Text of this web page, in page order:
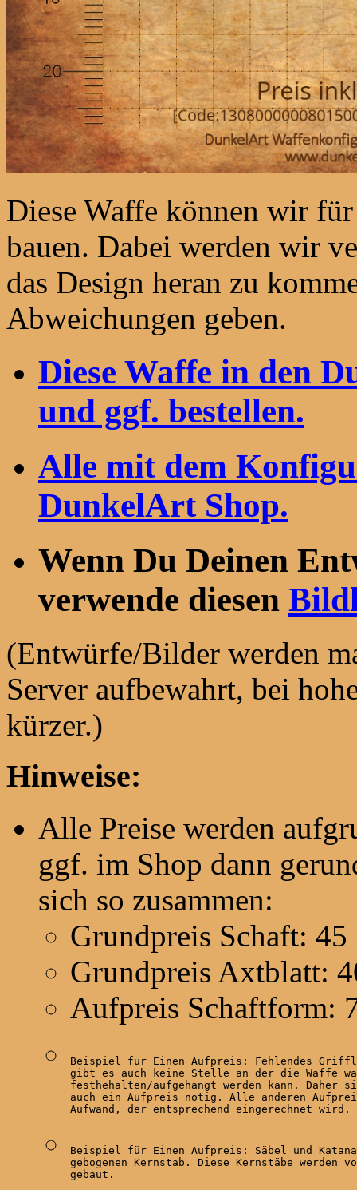
Diese Waffe können wir
bauen. Dabei werden wir
das Design heran zu
Abweichungen geben.
Diese Waffe in den
und ggf. bestellen.
Alle mit dem
DunkelArt Shop.
Wenn Du Deinen
verwende diesen
(Entwürfe/Bilder werden
Server aufbewahrt, bei
kürzer.)
Hinweise:
Alle Preise werden
ggf. im Shop dann
sich so zusammen:
Grundpreis Schaft: 45
Grundpreis Axtblatt:
Aufpreis Schaftform:
Beispiel für Einen Aufpreis: Fehlendes
gibt es auch keine Stelle an der die Waffe
festhehalten/aufgehängt werden kann. Daher
auch ein Aufpreis nötig. Alle anderen
Aufwand, der entsprechend eingerechnet wird.
Beispiel für Einen Aufpreis: Säbel und
gebogenen Kernstab. Diese Kernstäbe werden
gebaut.